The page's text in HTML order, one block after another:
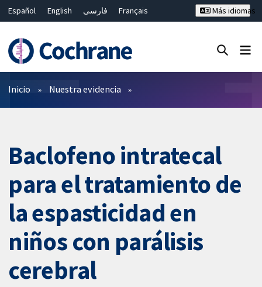
Español English فارسی
Français
Bahasa Malaysia
ไทย 繁體中文
Más idiomas
Filtros
Inicio Nuestra evidencia
Baclofeno intratecal
para el tratamiento de
la espasticidad en
niños con parálisis
cerebral